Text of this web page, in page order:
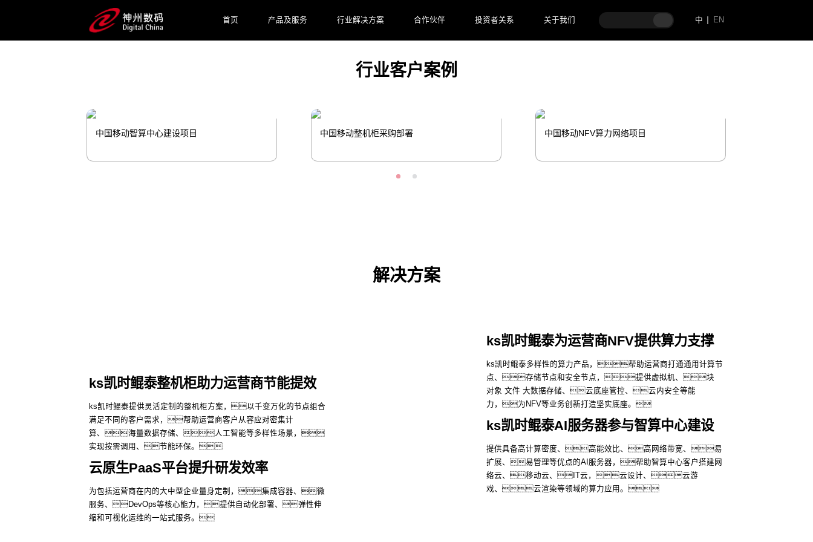
首页 产品及服务 行业解决方案 合作伙伴 投资者关系 关于我们 中 EN
快、更稳推进。
行业客户案例
中国移动智算中心建设项目 中国移动整机柜采购部署 中国移动NFV算力网络项目
解决方案
ks凯时鲲泰为运营商NFV提供算力支撑
ks凯时鲲泰多样性的算力产品，帮助运营商打通通用计算节
点、存储节点和安全节点，提供虚拟机、块
对象 文件 大数据存储、云底座管控、云内安全等能
力，为NFV等业务创新打造坚实底座。
了解更多
ks凯时鲲泰整机柜助力运营商节能提效
ks凯时鲲泰提供灵活定制的整机柜方案，以千变万化的节点组合
满足不同的客户需求，帮助运营商客户从容应对密集计
算、海量数据存储、人工智能等多样性场景，
实现按需调用、节能环保。
了解更多
ks凯时鲲泰AI服务器参与智算中心建设
提供具备高计算密度、高能效比、高网络带宽、易
扩展、易管理等优点的AI服务器，帮助智算中心客户搭建网
络云、移动云、IT云，云设计、云游
戏、云渲染等领域的算力应用。
云原生PaaS平台提升研发效率
为包括运营商在内的大中型企业量身定制，集成容器、微
服务、DevOps等核心能力，提供自动化部署、弹性伸
缩和可视化运维的一站式服务。